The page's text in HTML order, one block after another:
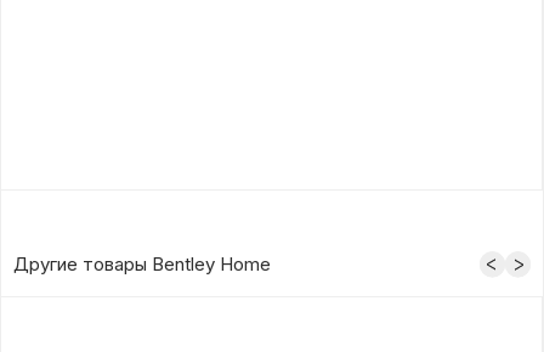
Другие товары Bentley Home